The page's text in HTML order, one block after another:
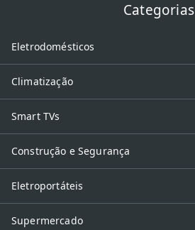
Categorias
Eletrodomésticos
Climatização
Smart TVs
Construção e Segurança
Eletroportáteis
Supermercado